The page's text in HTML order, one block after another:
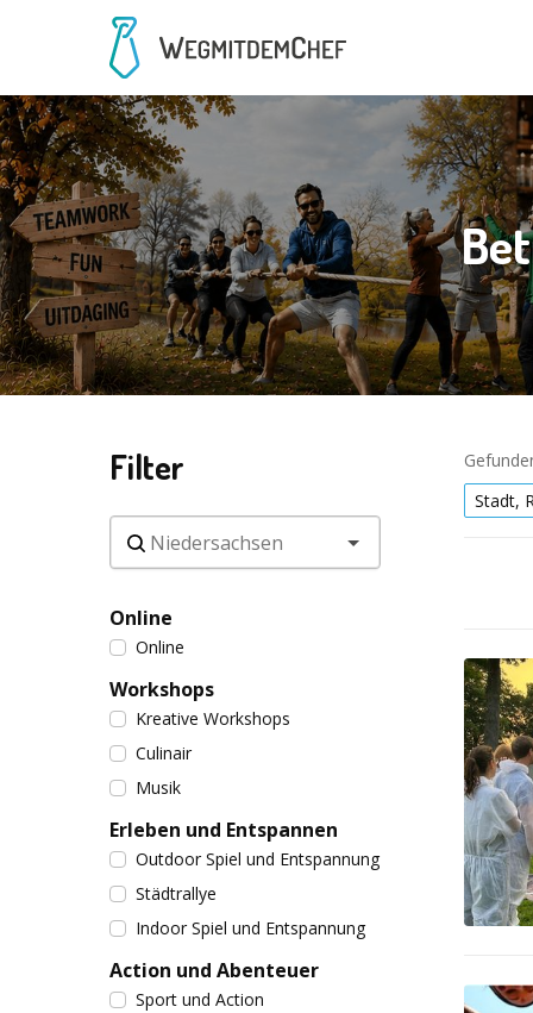
Filter
Online
Online
Workshops
Kreative Workshops
Culinair
Musik
Erleben und Entspannen
Outdoor Spiel und Entspannung
Städtrallye
Indoor Spiel und Entspannung
Action und Abenteuer
Sport und Action
Stadt,